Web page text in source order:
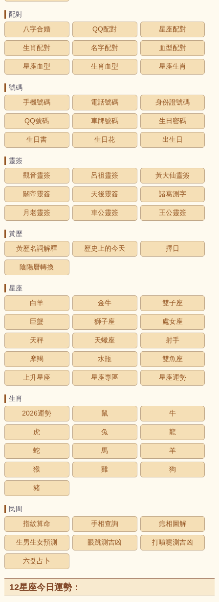
配對
八字合婚
QQ配對 星座配對
生肖配對 名字配對 血型配對
星座血型 生肖血型 星座生肖
號碼
手機號碼
電話號碼 身份證號碼
QQ號碼 車牌號碼 生日密碼
生日書 生日花 出生日
靈簽
觀音靈簽
呂祖靈簽 黃大仙靈簽
關帝靈簽 天後靈簽 諸葛測字
月老靈簽 車公靈簽 王公靈簽
黃歷
黃歷名詞解釋
歷史上的今天 擇日
陰陽曆轉換
星座
白羊
金牛 雙子座
巨蟹 獅子座 處女座
天秤 天蠍座 射手
摩羯 水瓶 雙魚座
上升星座 星座專區 星座運勢
生肖
2026運勢
鼠 牛
虎 兔 龍
蛇 馬 羊
猴 雞 狗
豬
民間
指紋算命
手相查詢 痣相圖解
生男生女預測 眼跳測吉凶 打噴嚏測吉凶
六爻占卜
12星座今日運勢：